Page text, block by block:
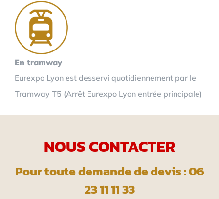
En tramway
Eurexpo Lyon est desservi quotidiennement par le
Tramway T5 (Arrêt Eurexpo Lyon entrée principale)
NOUS CONTACTER
Pour toute demande de devis : 06
23 11 11 33